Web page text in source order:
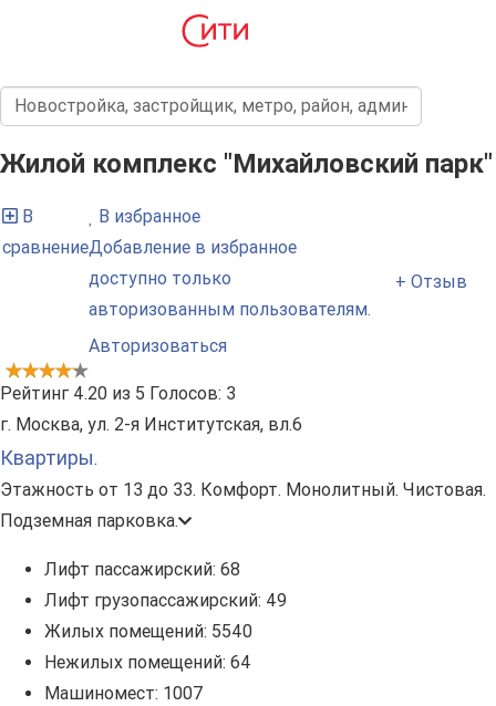
Жилой комплекс "Михайловский парк"
В
сравнение
В избранное
Добавление в избранное
доступно только
авторизованным пользователям.
Авторизоваться
+ Отзыв
Рейтинг 4.20 из 5 Голосов: 3
г. Москва, ул. 2-я Институтская, вл.6
Квартиры.
Этажность от 13 до 33. Комфорт. Монолитный. Чистовая.
Подземная парковка.
Лифт пассажирский: 68
Лифт грузопассажирский: 49
Жилых помещений: 5540
Нежилых помещений: 64
Машиномест: 1007